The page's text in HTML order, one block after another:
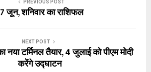
PREVIOUS POST
जून, शनिवार का राशिफल
NEXT POST
नया टर्मिनल तैयार, 4 जुलाई को पीएम मोदी
करेंगे उद्घाटन